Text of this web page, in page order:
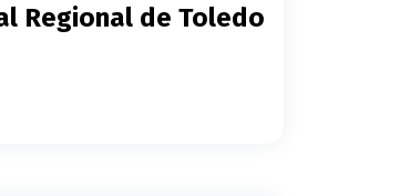
Regional de Toledo